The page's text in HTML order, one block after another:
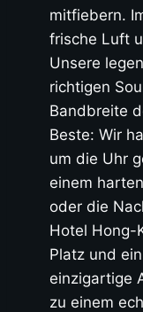
mitfiebern.
frische Luft
Unsere
richtigen
Bandbreite
Beste: Wir
um die Uhr
einem
oder die
Hotel Hong-
Platz und
einzigartige
zu einem